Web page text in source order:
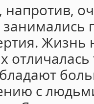
напротив,
занимались
Жизнь
с